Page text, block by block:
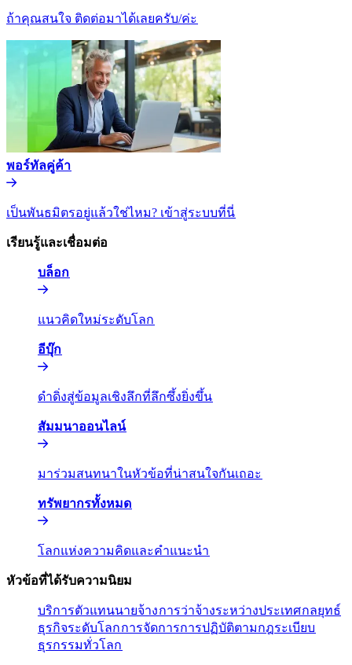
ถ้าคุณสนใจ ติดต่อมาได้เลยครับ/ค่ะ​​
พอร์ทัลคู่ค้า​​
เป็นพันธมิตรอยู่แล้วใช่ไหม? เข้าสู่ระบบที่นี่​​
เรียนรู้และเชื่อมต่อ​​
บล็อก​​
แนวคิดใหม่ระดับโลก​​
อีบุ๊ก​​
ดำดิ่งสู่ข้อมูลเชิงลึกที่ลึกซึ้งยิ่งขึ้น​​
สัมมนาออนไลน์​​
มาร่วมสนทนาในหัวข้อที่น่าสนใจกันเถอะ​​
ทรัพยากรทั้งหมด​​
โลกแห่งความคิดและคำแนะนำ​​
หัวข้อที่ได้รับความนิยม​​
บริการตัวแทนนายจ้าง​​การว่าจ้างระหว่างประเทศ​​กลยุทธ์
ธุรกิจระดับโลก​​การจัดการการปฏิบัติตามกฎระเบียบ​​
ธุรกรรมทั่วโลก​​